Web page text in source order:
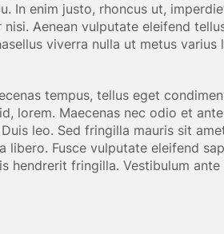
In enim justo, rhoncus ut,
nisi. Aenean vulputate eleifend
viverra nulla ut metus
tempus, tellus eget
lorem. Maecenas nec odio et
leo. Sed fringilla mauris sit
libero. Fusce vulputate eleifend
hendrerit fringilla. Vestibulum